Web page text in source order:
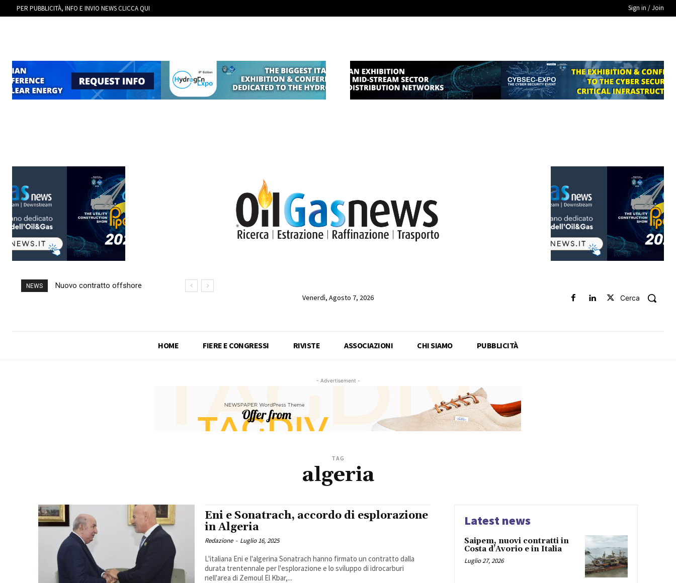
PER PUBBLICITÀ, INFO E INVIO NEWS CLICCA QUI Sign in / Join
NEWS
Nuovo contratto offshore
Venerdì, Agosto 7, 2026 Cerca
HOME FIERE E CONGRESSI RIVISTE ASSOCIAZIONI CHI SIAMO PUBBLICITÀ
- Advertisement -
TAG
algeria
Eni e Sonatrach, accordo di esplorazione
in Algeria
Redazione - Luglio 16, 2025
L'italiana Eni e l'algerina Sonatrach hanno firmato un contratto dalla
durata trentennale per l'esplorazione e lo sviluppo di idrocarburi
nell'area di Zemoul El Kbar,...
Latest news
Saipem, nuovi contratti in
Costa d’Avorio e in Italia
Luglio 27, 2026